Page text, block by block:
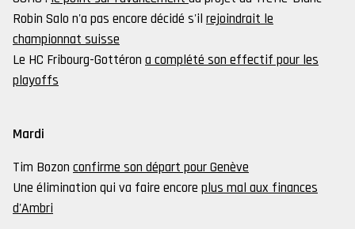
Robin Salo n'a pas encore décidé s'il rejoindrait le
championnat suisse
Le HC Fribourg-Gottéron a complété son effectif pour les
playoffs
Mardi
Tim Bozon confirme son départ pour Genève
Une élimination qui va faire encore plus mal aux finances
d'Ambri